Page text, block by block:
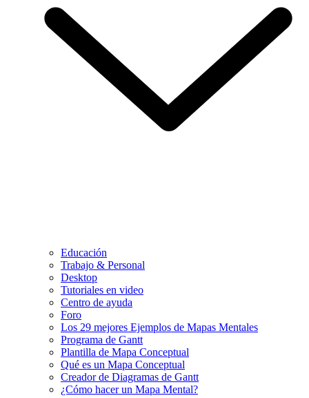
Educación
Trabajo & Personal
Desktop
Tutoriales en video
Centro de ayuda
Foro
Los 29 mejores Ejemplos de Mapas Mentales
Programa de Gantt
Plantilla de Mapa Conceptual
Qué es un Mapa Conceptual
Creador de Diagramas de Gantt
¿Cómo hacer un Mapa Mental?